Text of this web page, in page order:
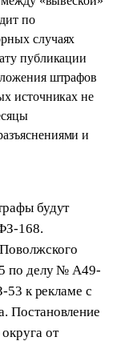
по
случаях
публикации
штрафов
источниках не
и
будут
168.
по делу № А49-
53 к рекламе с
Постановление
от